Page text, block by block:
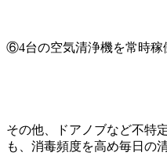
⑥4台の空気清浄機を常時稼
その他、ドアノブなど不特
も、消毒頻度を高め毎日の